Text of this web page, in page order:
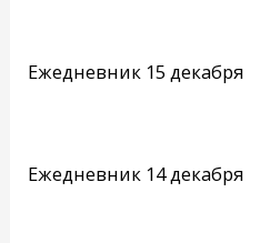
Ежедневник 15 декабря
Ежедневник 14 декабря